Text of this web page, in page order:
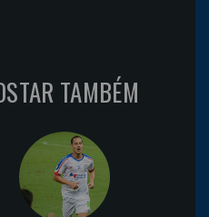
TAMBÉM